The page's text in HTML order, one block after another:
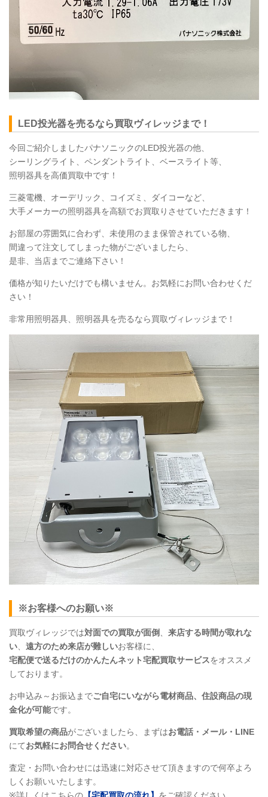
LED投光器を売るなら買取ヴィレッジまで！
今回ご紹介しましたパナソニックのLED投光器の他、
シーリングライト、ペンダントライト、ベースライト等、
照明器具を高価買取中です！
三菱電機、オーデリック、コイズミ、ダイコーなど、
大手メーカーの照明器具を高額でお買取りさせていただきます！
お部屋の雰囲気に合わず、未使用のまま保管されている物、
間違って注文してしまった物がございましたら、
是非、当店までご連絡下さい！
価格が知りたいだけでも構いません。お気軽にお問い合わせくだ
さい！
非常用照明器具、照明器具を売るなら買取ヴィレッジまで！
※お客様へのお願い※
買取ヴィレッジでは対面での買取が面倒
来店する時間が取れな
い
遠方のため来店が難しいお客様に、
宅配便で送るだけのかんたんネット宅配買取サービスをオススメ
しております。
お申込み～お振込までご自宅にいながら電材商品、住設商品の現
金化が可能です。
買取希望の商品がございましたら、まずはお電話・メール・LINE
にてお気軽にお問合せください。
査定・お問い合わせには迅速に対応させて頂きますので何卒よろ
しくお願いいたします。